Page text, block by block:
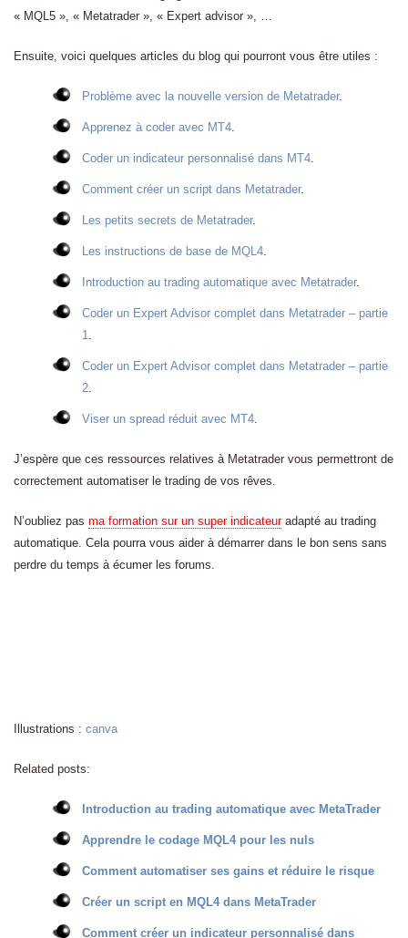
« MQL5 », « Metatrader », « Expert advisor », …
Ensuite, voici quelques articles du blog qui pourront vous être utiles :
Problème avec la nouvelle version de Metatrader.
Apprenez à coder avec MT4.
Coder un indicateur personnalisé dans MT4.
Comment créer un script dans Metatrader.
Les petits secrets de Metatrader.
Les instructions de base de MQL4.
Introduction au trading automatique avec Metatrader.
Coder un Expert Advisor complet dans Metatrader – partie
1.
Coder un Expert Advisor complet dans Metatrader – partie
2.
Viser un spread réduit avec MT4.
J’espère que ces ressources relatives à Metatrader vous permettront de
correctement automatiser le trading de vos rêves.
N’oubliez pas ma formation sur un super indicateuradapté au trading
automatique. Cela pourra vous aider à démarrer dans le bon sens sans
perdre du temps à écumer les forums.
Illustrations : canva
Related posts:
Introduction au trading automatique avec MetaTrader
Apprendre le codage MQL4 pour les nuls
Comment automatiser ses gains et réduire le risque
Créer un script en MQL4 dans MetaTrader
Comment créer un indicateur personnalisé dans